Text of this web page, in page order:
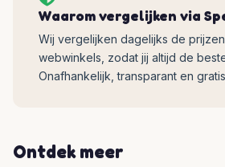
Waarom vergelijken via
Wij vergelijken dagelijks de
webwinkels, zodat jij altijd de
Onafhankelijk, transparant en
Ontdek meer